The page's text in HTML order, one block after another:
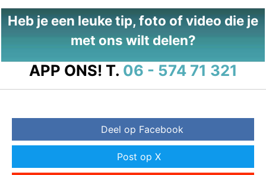
Heb je een leuke tip, foto of video die je
met ons wilt delen?
APP ONS! T. 06 - 574 71 321
Deel op Facebook
Post op X